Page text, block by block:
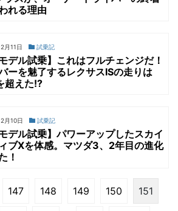
れる理由
月11日 試乗記
モデル試乗】これはフルチェンジだ！
ーを魅了するレクサスISの走りは
超えた!?
月10日 試乗記
モデル試乗】パワーアップしたスカイ
ブXを体感。マツダ3、2年目の進化
！
147 148 149 150 151